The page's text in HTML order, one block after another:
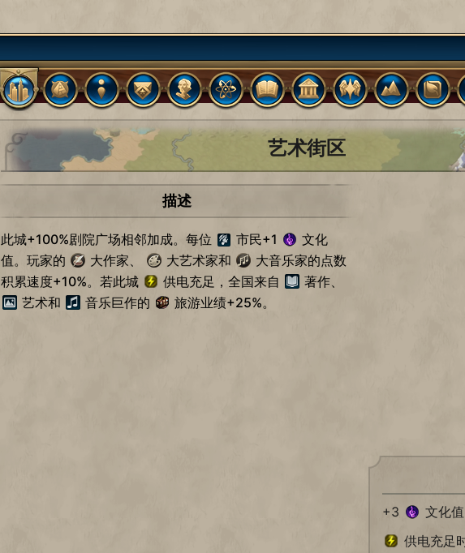
艺术街区
描述
此城+100%剧院广场相邻加成。每位 市民+1
文化
值。玩家的
大作家、 大艺术家和
大音乐家的点数
积累速度+10%。若此城
供电充足，全国来自
著作、
艺术和
音乐巨作的 旅游业绩+25%。
+3
文化值
供电充足